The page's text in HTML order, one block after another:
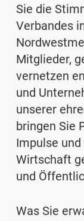
Sie die
Verbandes
Mitglieder,
vernetzen
und
unserer
bringen Sie
Impulse
Wirtschaft
und
Was Sie